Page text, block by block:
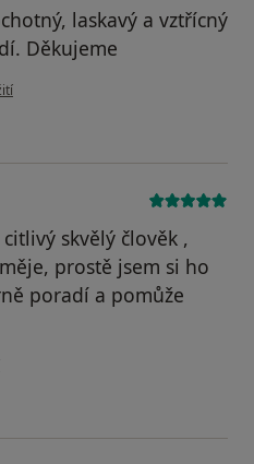
laskavý a vztřícný
Děkujeme
spokojený pacient
skvělý člověk ,
prostě jsem si ho
poradí a pomůže
Pacient